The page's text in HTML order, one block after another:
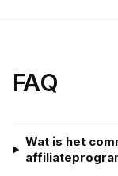
FAQ
Wat is het